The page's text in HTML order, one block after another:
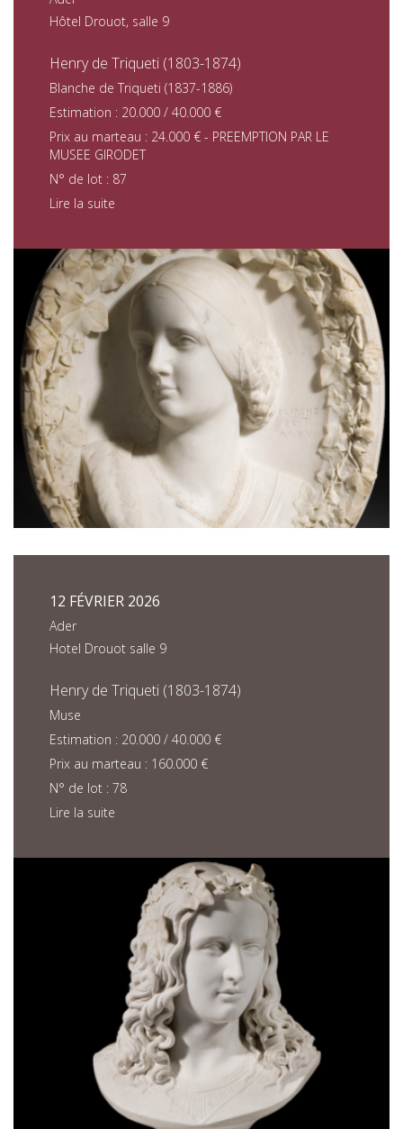
Hôtel Drouot, salle 9
Henry de Triqueti (1803-1874)
Blanche de Triqueti (1837-1886)
Estimation : 20.000 / 40.000 €
Prix au marteau : 24.000 € - PREEMPTION PAR LE
MUSEE GIRODET
N° de lot : 87
Lire la suite
12 FÉVRIER 2026
Ader
Hotel Drouot salle 9
Henry de Triqueti (1803-1874)
Muse
Estimation : 20.000 / 40.000 €
Prix au marteau : 160.000 €
N° de lot : 78
Lire la suite